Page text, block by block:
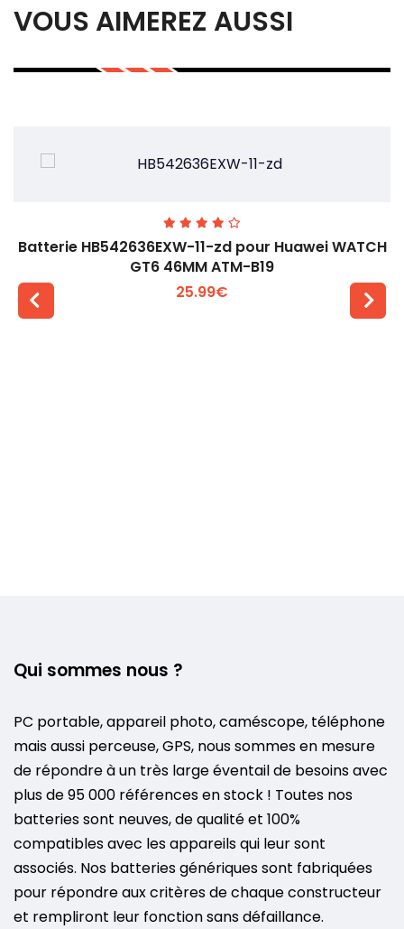
VOUS AIMEREZ AUSSI
Batterie HB542636EXW-11-zd pour Huawei WATCH
GT6 46MM ATM-B19
25.99€
Qui sommes nous ?
PC portable, appareil photo, caméscope, téléphone
mais aussi perceuse, GPS, nous sommes en mesure
de répondre à un très large éventail de besoins avec
plus de 95 000 références en stock ! Toutes nos
batteries sont neuves, de qualité et 100%
compatibles avec les appareils qui leur sont
associés. Nos batteries génériques sont fabriquées
pour répondre aux critères de chaque constructeur
et rempliront leur fonction sans défaillance.